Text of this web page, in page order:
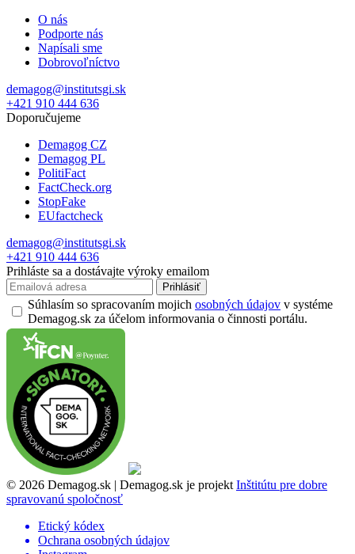
O nás
Podporte nás
Napísali sme
Dobrovoľníctvo
demagog@institutsgi.sk
+421 910 444 636
Doporučujeme
Demagog CZ
Demagog PL
PolitiFact
FactCheck.org
StopFake
EUfactcheck
demagog@institutsgi.sk
+421 910 444 636
Prihláste sa a dostávajte výroky emailom
Prihlásiť
Súhlasím so spracovaním mojich osobných údajov v systéme
Demagog.sk za účelom informovania o činnosti portálu.
© 2026 Demagog.sk | Demagog.sk je projekt Inštitútu pre dobre
spravovanú spoločnosť
Etický kódex
Ochrana osobných údajov